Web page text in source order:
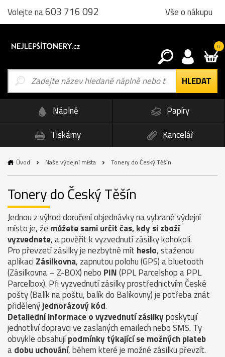
Volejte na603 716 092 Vše o nákupu
0
Náplně
Papíry
Tiskárny
Kancelář
Úvod Naše výdejní místa Tonery do Český Těšín
Tonery do Český Těšín
Jednou z výhod doručení objednávky na vybrané výdejní
místo je, že můžete sami určit čas, kdy si zboží
vyzvednete, a pověřit k vyzvednutí zásilky kohokoli.
Pro převzetí zásilky je nezbytné mít heslo, staženou
aplikaci Zásilkovna, zapnutou polohu (GPS) a bluetooth
(Zásilkovna – Z-BOX) nebo PIN(PPL Parcelshop a PPL
Parcelbox). Při vyzvednutí zásilky prostřednictvím České
pošty (Balík na poštu, balík do Balíkovny) je potřeba znát
přidělenýjednorázový kód.
Detailední informace o vyzvednutí zásilkyposkytují
jednotliví dopravci ve zaslaných emailech nebo SMS. Ty
obvykle obsahujípodmínky týkající se možných plateb
adobu uchování, během které je možné zásilku převzít.